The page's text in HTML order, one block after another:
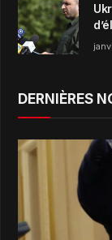
DERNIÈRES